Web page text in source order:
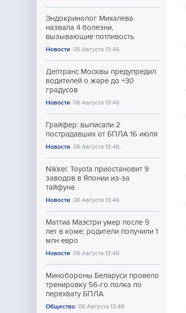
Эндокринолог Михалева
назвала 4 болезни,
вызывающие потливость
Новости 06 Августа 13:46
Дептранс Москвы предупредил
водителей о жаре до +30
градусов
Новости 06 Августа 13:46
Грайфер: выписали 2
пострадавших от БПЛА 16 июля
Новости 06 Августа 13:46
Nikkei: Toyota приостановит 9
заводов в Японии из-за
тайфуна
Новости 06 Августа 13:46
Маттиа Маэстри умер после 9
лет в коме; родители получили 1
млн евро
Новости 06 Августа 13:46
Минобороны Беларуси провело
тренировку 56-го полка по
перехвату БПЛА
Общество 06 Августа 13:46